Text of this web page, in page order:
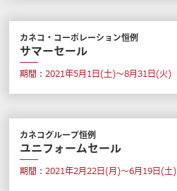
カネコ・コーポレーション恒例
サマーセール
期間：2021年5月1日(土)～8月31日(火)
カネコグループ恒例
ユニフォームセール
期間：2021年2月22日(月)～6月19日(土)